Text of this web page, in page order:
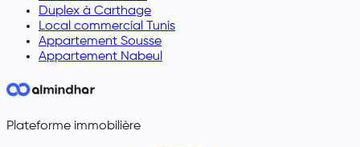
Duplex à Carthage
Local commercial Tunis
Appartement Sousse
Appartement Nabeul
Plateforme immobilière